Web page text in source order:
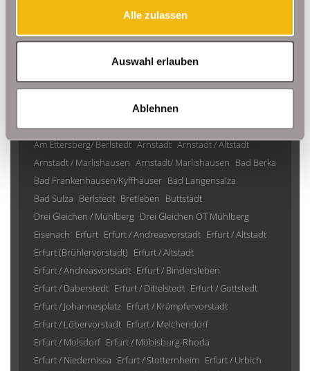
Alle zulassen
Auswahl erlauben
Ablehnen
ZIMMER
Am Ettersberg Am Ettersberg / Berlstedt
Am Ettersberg/ Berlstedt Arnstadt Arnstadt / Altstadt
Arnstadt / Marlishausen Arnstadt/ Marlishausen Bad Berka
Bad Frankenhausen/Kyffhäuser Bad Langensalza
Bad Sulza Berlstedt Bretleben Buttstädt
Drei Gleichen / Mühlberg Drei Gleichen OT Mühlberg
Eisenach Erfurt Erfurt / Andreasvorstadt Erfurt / Altstadt
Erfurt (Brühlervorstadt) Erfurt / Altstadt
Erfurt / Andreasvorstadt Erfurt / Bindersleben
Erfurt / Daberstedt Erfurt / Dittelstedt Erfurt / Gottstedt
Erfurt / Johannesplatz Erfurt / Krämpfervorstadt
Erfurt / Löbervorstadt Erfurt / Melchendorf
Erfurt / Molsdorf Erfurt / Möbisburg-Rhoda
Erfurt / Niedernissa Erfurt / Stotternheim Erfurt / Urbich